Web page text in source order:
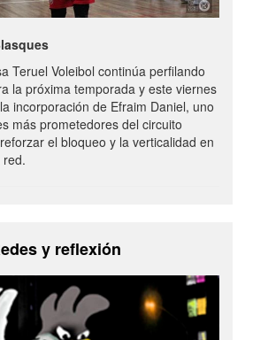
Blasques
Voleibol continúa perfilando
la próxima temporada y este viernes
incorporación de Efraim Daniel, uno
más prometedores del circuito
el bloqueo y la verticalidad en
y reflexión